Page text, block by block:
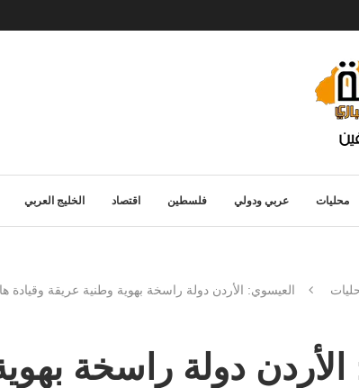
محليات عربي ودولي فلسطين اقتصاد الخليج العربي
العيسوي: الأردن دولة راسخة بهوية وطنية عريقة
الأردن دولة راسخة